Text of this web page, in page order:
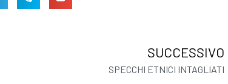
SUCCESSIVO
SPECCHI ETNICI INTAGLIATI